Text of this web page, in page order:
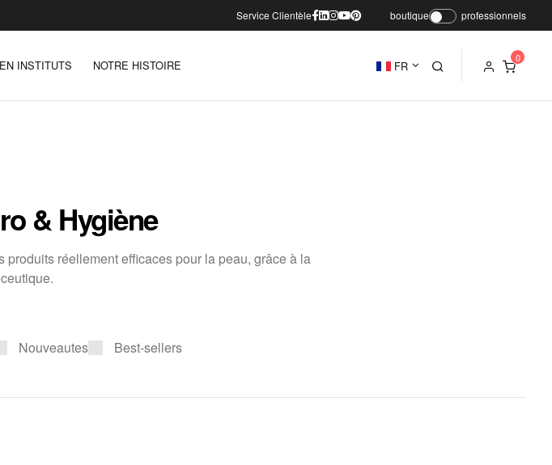
Service Clientèle boutique professionnels
INSTITUTS NOTRE HISTOIRE FR
& Hygiène
produits réellement efficaces pour la peau, grâce à la
Nouveautes Best-sellers